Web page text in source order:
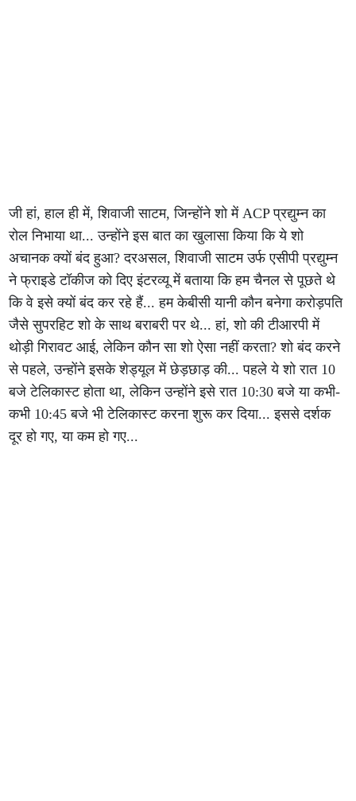
जी हां, हाल ही में, शिवाजी साटम, जिन्होंने शो में ACP प्रद्युम्न का
रोल निभाया था... उन्होंने इस बात का खुलासा किया कि ये शो
अचानक क्यों बंद हुआ? दरअसल, शिवाजी साटम उर्फ एसीपी प्रद्युम्न
ने फ्राइडे टॉकीज को दिए इंटरव्यू में बताया कि हम चैनल से पूछते थे
कि वे इसे क्यों बंद कर रहे हैं... हम केबीसी यानी कौन बनेगा करोड़पति
जैसे सुपरहिट शो के साथ बराबरी पर थे... हां, शो की टीआरपी में
थोड़ी गिरावट आई, लेकिन कौन सा शो ऐसा नहीं करता? शो बंद करने
से पहले, उन्होंने इसके शेड्यूल में छेड़छाड़ की... पहले ये शो रात 10
बजे टेलिकास्ट होता था, लेकिन उन्होंने इसे रात 10:30 बजे या कभी-
कभी 10:45 बजे भी टेलिकास्ट करना शुरू कर दिया... इससे दर्शक
दूर हो गए, या कम हो गए...